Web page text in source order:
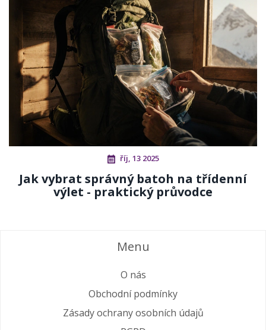
říj, 13 2025
Jak vybrat správný batoh na třídenní
výlet - praktický průvodce
Menu
O nás
Obchodní podmínky
Zásady ochrany osobních údajů